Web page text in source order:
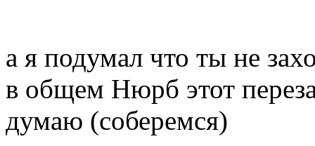
а я подумал что ты не
в общем Нюрб этот
думаю (соберемся)